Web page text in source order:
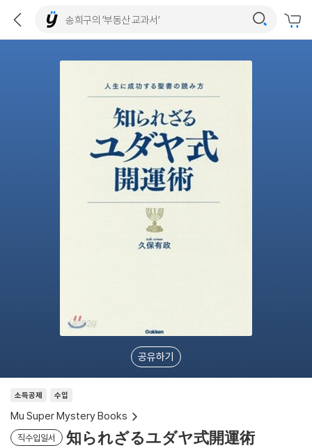
공유하기
소득공제 수입
Mu Super Mystery Books
직수입일서 知られざるユダヤ式開運術